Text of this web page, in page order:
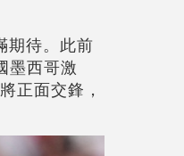
期待。此前
墨西哥激
正面交鋒，